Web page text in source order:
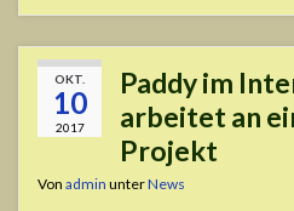
OKT.
10
2017
Paddy im
arbeitet an
Projekt
Von admin unterNews